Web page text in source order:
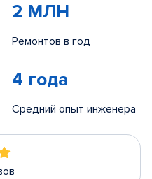
2 МЛН
Ремонтов в год
4 года
Средний опыт инженера